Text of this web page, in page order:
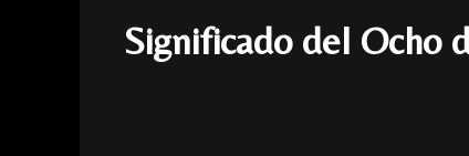
Significado del Ocho